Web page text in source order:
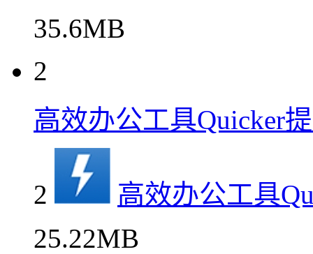
35.6MB
2
高效办公工具Quicker
2
高效办公工具
25.22MB